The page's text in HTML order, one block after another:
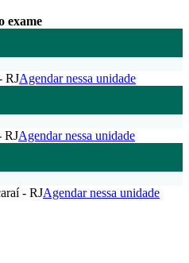
exame
RJAgendar nessa unidade
RJAgendar nessa unidade
- RJAgendar nessa unidade